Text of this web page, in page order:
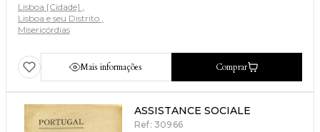
Lisboa [Cidade]
Lisboa e seu Distrito
Misericórdias
Mais informações Comprar
ASSISTANCE SOCIALE
Ref: 30966